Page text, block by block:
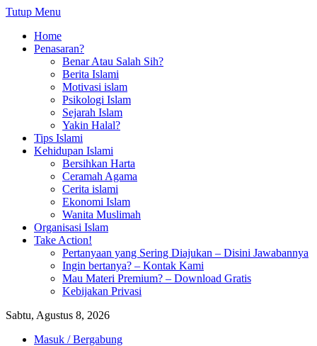
Tutup Menu
Home
Penasaran?
Benar Atau Salah Sih?
Berita Islami
Motivasi islam
Psikologi Islam
Sejarah Islam
Yakin Halal?
Tips Islami
Kehidupan Islami
Bersihkan Harta
Ceramah Agama
Cerita islami
Ekonomi Islam
Wanita Muslimah
Organisasi Islam
Take Action!
Pertanyaan yang Sering Diajukan – Disini Jawabannya
Ingin bertanya? – Kontak Kami
Mau Materi Premium? – Download Gratis
Kebijakan Privasi
Sabtu, Agustus 8, 2026
Masuk / Bergabung